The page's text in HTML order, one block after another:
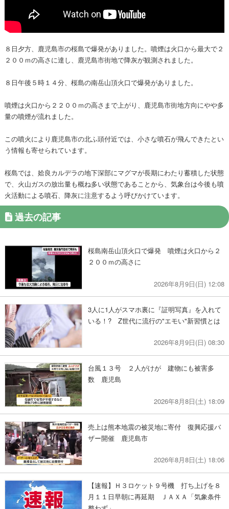
８日夕方、鹿児島市の桜島で爆発がありました。噴煙は火口から最大で２
２００ｍの高さに達し、鹿児島市街地で降灰が観測されました。
８日午後５時１４分、桜島の南岳山頂火口で爆発がありました。
噴煙は火口から２２００ｍの高さまで上がり、鹿児島市街地方向にやや多
量の噴煙が流れました。
この噴火により鹿児島市の北ふ頭付近では、小さな噴石が飛んできたとい
う情報も寄せられています。
桜島では、姶良カルデラの地下深部にマグマが長期にわたり蓄積した状態
で、火山ガスの放出量も概ね多い状態であることから、気象台は今後も噴
火活動による噴石、降灰に注意するよう呼びかけています。
過去の記事
桜島南岳山頂火口で爆発 噴煙は火口から２
２００ｍの高さに
2026年8月9日(日) 12:08
3人に1人がスマホ裏に『証明写真』を入れて
いる！? Z世代に流行の"エモい"新習慣とは
2026年8月9日(日) 08:30
台風１３号 ２人がけが 建物にも被害多
数 鹿児島
2026年8月8日(土) 18:09
売上は熊本地震の被災地に寄付 復興応援バ
ザー開催 鹿児島市
2026年8月8日(土) 18:06
【速報】Ｈ３ロケット９号機 打ち上げを８
月１１日早朝に再延期 ＪＡＸＡ「気象条件